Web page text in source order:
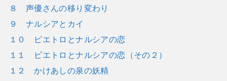
８ 声優さんの移り変わり
９ ナルシアとカイ
１０ ピエトロとナルシアの恋
１１ ピエトロとナルシアの恋（その２）
１２ かけあしの泉の妖精